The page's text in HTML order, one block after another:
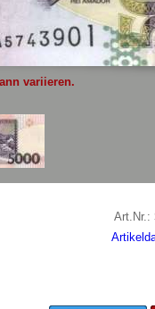
variieren.
Art.Nr.: